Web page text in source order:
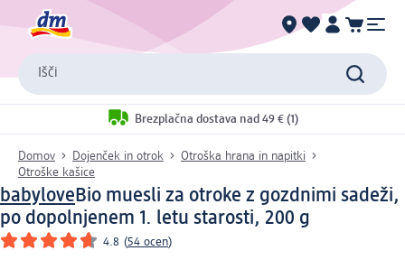
Išči
Brezplačna dostava nad 49 € (1)
Domov Dojenček in otrok
Otroška hrana in napitki
Otroške kašice
babyloveBio muesli za otroke z gozdnimi sadeži,
po dopolnjenem 1. letu starosti, 200 g
4.8 (54 ocen)